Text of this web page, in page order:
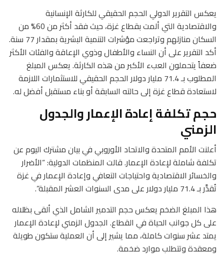
يعكس التقرير الدولي الحجم الحقيقي للكارثة الإنسانية
والاقتصادية التي ألمت بقطاع غزة، حيث فقد أكثر من 60% من
السكان منازلهم وتراجعت مؤشرات التنمية البشرية بمقدار 77 سنة.
أكد التقرير على أن النساء والأطفال وذوي الإعاقة والفئات الأكثر
ضعفاً يتحملون العبء الأكبر من هذه الكارثة. يعكس المبلغ
المطلوب بـ 71.4 مليار دولار الحجم الحقيقي للاستثمارات اللازمة
لاستعادة قطاع غزة إلى حالته السابقة أو بناء مستقبل أفضل له.
حجم تكلفة إعادة الإعمار والجدول
الزمني
أعلنت الأمم المتحدة والاتحاد الأوروبي في بيان مشترك اليوم عن
تكلفة شاملة لإعادة الإعمار. قالت المنظمات الدولية: “الأضرار
والخسائر الاقتصادية واحتياجات التعافي وإعادة الإعمار في غزة
تُقدَّر بـ 71.4 مليار دولار على مدى السنوات العشر المقبلة”.
هذا المبلغ الضخم يعكس حجم التدمير الشامل الذي ألقى بظلاله
على كل جوانب الحياة في القطاع. الجدول الزمني لإعادة الإعمار
يمتد عشر سنوات كاملة، مما يشير إلى أن العملية ستكون طويلة
ومعقدة وتتطلب موارد ضخمة.